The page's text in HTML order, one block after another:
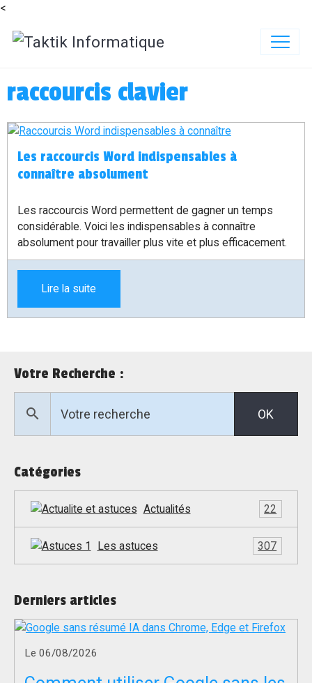
<
raccourcis clavier
Les raccourcis Word indispensables à
connaître absolument
Les raccourcis Word permettent de gagner un temps
considérable. Voici les indispensables à connaître
absolument pour travailler plus vite et plus efficacement.
Lire la suite
Votre Recherche :
OK
Catégories
Actualités 22
Les astuces 307
Derniers articles
Le 06/08/2026